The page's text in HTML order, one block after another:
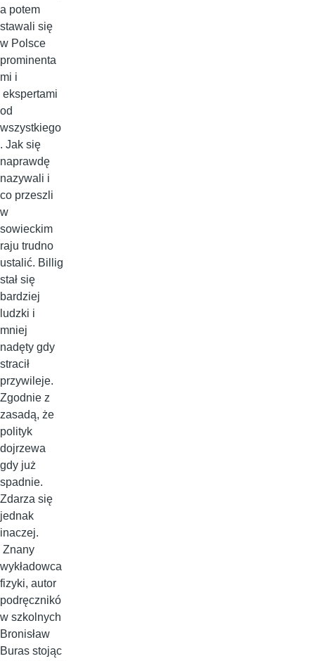
a potem
stawali się
w Polsce
prominenta
mi i
ekspertami
od
wszystkiego
. Jak się
naprawdę
nazywali i
co przeszli
w
sowieckim
raju trudno
ustalić. Billig
stał się
bardziej
ludzki i
mniej
nadęty gdy
stracił
przywileje.
Zgodnie z
zasadą, że
polityk
dojrzewa
gdy już
spadnie.
Zdarza się
jednak
inaczej.
Znany
wykładowca
fizyki, autor
podręcznikó
w szkolnych
Bronisław
Buras stojąc